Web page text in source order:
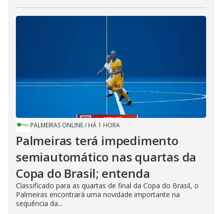
PALMEIRAS ONLINE/ HÁ 1 HORA
Palmeiras terá impedimento
semiautomático nas quartas da
Copa do Brasil; entenda
Classificado para as quartas de final da Copa do Brasil, o
Palmeiras encontrará uma novidade importante na
sequência da...